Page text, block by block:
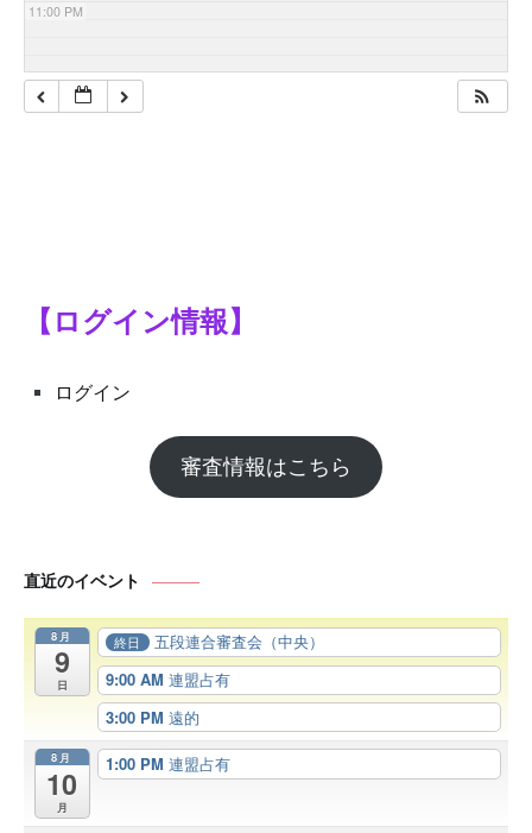
11:00 PM
【ログイン情報】
ログイン
審査情報はこちら
直近のイベント
8月
9
日
終日
五段連合審査会（中央）
9:00 AM 連盟占有
3:00 PM 遠的
8月
10
月
1:00 PM 連盟占有